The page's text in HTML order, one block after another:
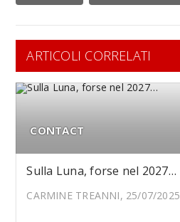
ARTICOLI CORRELATI
CONTACT
Sulla Luna, forse nel 2027…
CARMINE TREANNI, 25/07/2025